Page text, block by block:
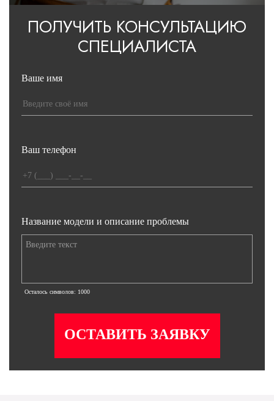
ПОЛУЧИТЬ КОНСУЛЬТАЦИЮ
СПЕЦИАЛИСТА
Ваше имя
Ваш телефон
Название модели и описание проблемы
Осталось символов: 1000
ОСТАВИТЬ ЗАЯВКУ